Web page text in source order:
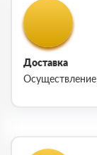
Доставка